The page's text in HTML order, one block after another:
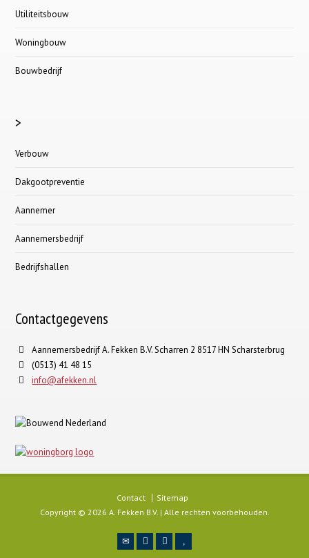
Utiliteitsbouw
Woningbouw
Bouwbedrijf
>
Verbouw
Dakgootpreventie
Aannemer
Aannemersbedrijf
Bedrijfshallen
Contactgegevens
Aannemersbedrijf A. Fekken B.V. Scharren 2 8517 HN Scharsterbrug
(0513) 41 48 15
info@afekken.nl
Contact
Sitemap
Copyright © 2026 A. Fekken B.V. | Alle rechten voorbehouden.